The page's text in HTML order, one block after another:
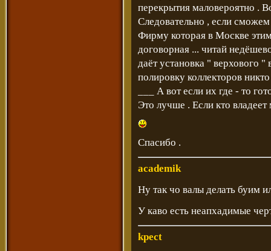
перекрытия маловероятно .
Следовательно , если
Фирму которая в Москве
договорная ... читай
даёт установка " верхового
полировку коллекторов
___ А вот если их где - то
Это лучше . Если кто
Спасибо .
academik
Ну так чо валы делать буим
У каво есть неапхадимые
kpect